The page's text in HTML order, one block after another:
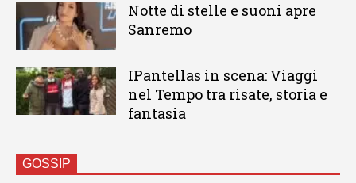
Notte di stelle e suoni apre
Sanremo
IPantellas in scena: Viaggi
nel Tempo tra risate, storia e
fantasia
GOSSIP